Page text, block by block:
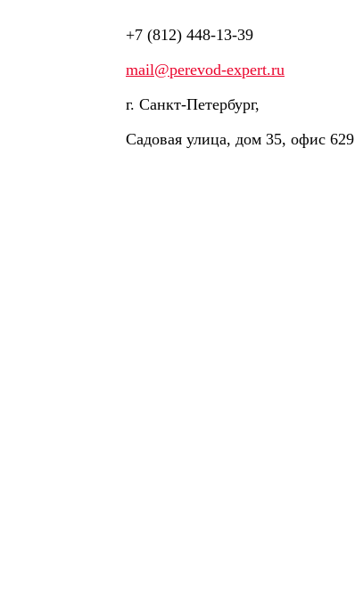
+7 (812) 448-13-39
mail@perevod-expert.ru
г. Санкт-Петербург,
Садовая улица, дом 35, офис 629